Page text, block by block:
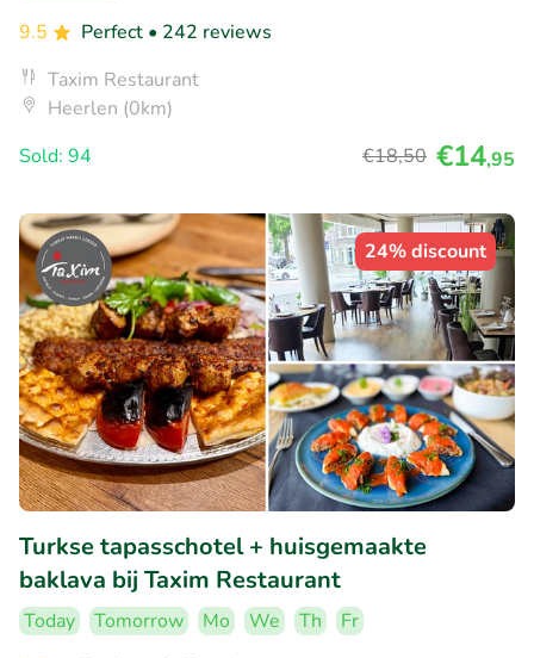
9.5
Perfect • 242 reviews
Taxim Restaurant
Heerlen (0km)
Sold: 94
€18,50 €14,95
24% discount
Turkse tapasschotel + huisgemaakte
baklava bij Taxim Restaurant
Today Tomorrow Mo We Th
Fr